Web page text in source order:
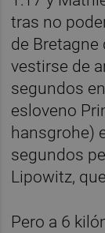
tras no
de
vestirse de
segundos
esloveno
hansgrohe)
segundos
Lipowitz,
Pero a 6